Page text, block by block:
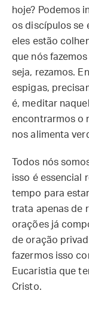
hoje? Podemos
os discípulos se
eles estão
que nós
seja, rezamos.
espigas,
é, meditar
encontrarmos o
nos alimenta
Todos nós
isso é essencial
tempo para
trata apenas de
orações já
de oração
fazermos isso
Eucaristia que
Cristo.